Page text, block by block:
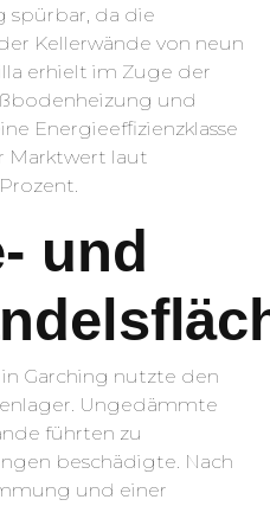
spürbar, da die
Kellerwände von neun
erhielt im Zuge der
und
Energieeffizienzklasse
Marktwert laut
und
Garching nutzte den
Ungedämmte
führten zu
beschädigte. Nach
und einer